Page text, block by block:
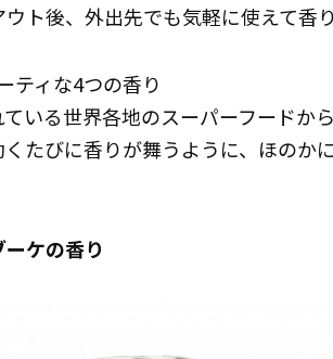
ト後、外出先でも気軽に使えて香
ティな4つの香り
いる世界各地のスーパーフードか
たびに香りが舞うように、ほのかに
ケの香り